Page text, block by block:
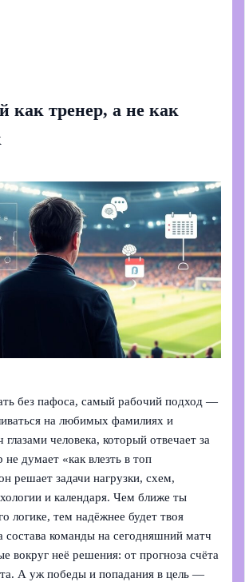
как тренер, а не как
без пафоса, самый рабочий подход —
на любимых фамилиях и
глазами человека, который отвечает за
не думает «как влезть в топ
решает задачи нагрузки, схем,
и календаря. Чем ближе ты
логике, тем надёжнее будет твоя
состава команды на сегодняшний матч
вокруг неё решения: от прогноза счёта
А уж победы и попадания в цель —